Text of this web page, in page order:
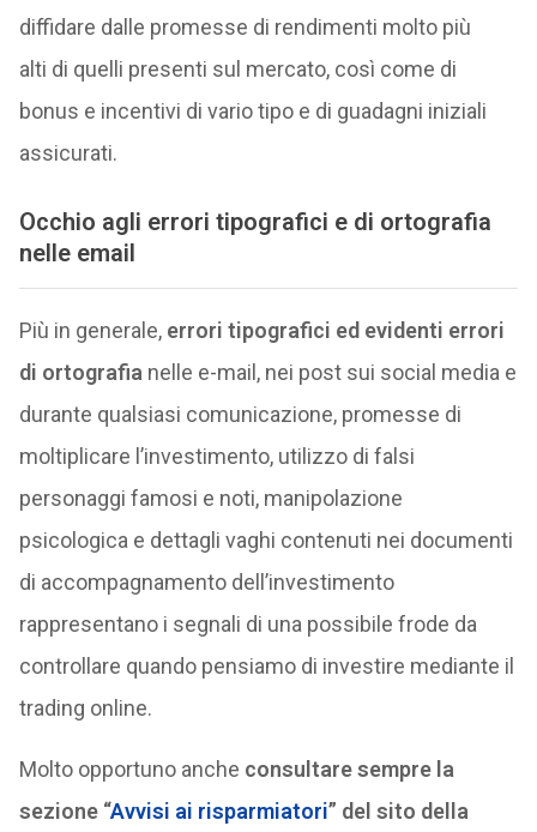
diffidare dalle promesse di rendimenti molto più
alti di quelli presenti sul mercato, così come di
bonus e incentivi di vario tipo e di guadagni iniziali
assicurati.
Occhio agli errori tipografici e di ortografia
nelle email
Più in generale, errori tipografici ed evidenti errori
di ortografia nelle e-mail, nei post sui social media e
durante qualsiasi comunicazione, promesse di
moltiplicare l’investimento, utilizzo di falsi
personaggi famosi e noti, manipolazione
psicologica e dettagli vaghi contenuti nei documenti
di accompagnamento dell’investimento
rappresentano i segnali di una possibile frode da
controllare quando pensiamo di investire mediante il
trading online.
Molto opportuno anche consultare sempre la
sezione “Avvisi ai risparmiatori” del sito della